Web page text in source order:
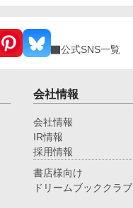
公式SNS一覧
会社情報
会社情報
IR情報
採用情報
書店様向け
ドリームブッククラブ